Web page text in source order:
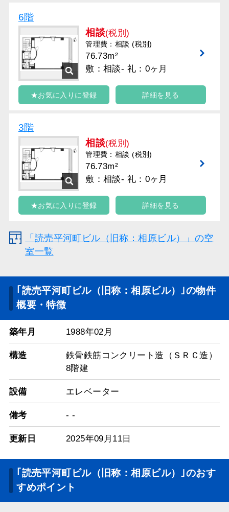
6階
相談(税別)
管理費：相談 (税別)
76.73m²
敷：相談- 礼：0ヶ月
★お気に入りに登録 詳細を見る
3階
相談(税別)
管理費：相談 (税別)
76.73m²
敷：相談- 礼：0ヶ月
★お気に入りに登録 詳細を見る
「読売平河町ビル（旧称：相原ビル）」の空
室一覧
｢読売平河町ビル（旧称：相原ビル）｣の物件
概要・特徴
築年月 1988年02月
構造
鉄骨鉄筋コンクリート造（ＳＲＣ造）
8階建
設備 エレベーター
備考 - -
更新日 2025年09月11日
｢読売平河町ビル（旧称：相原ビル）｣のおす
すめポイント